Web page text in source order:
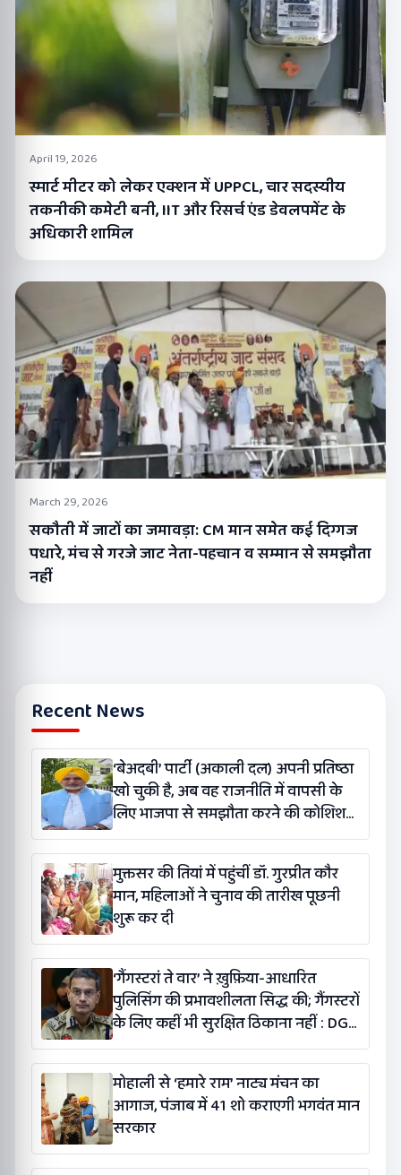
April 19, 2026
स्मार्ट मीटर को लेकर एक्शन में UPPCL, चार सदस्यीय
तकनीकी कमेटी बनी, IIT और रिसर्च एंड डेवलपमेंट के
अधिकारी शामिल
March 29, 2026
सकौती में जाटों का जमावड़ा: CM मान समेत कई दिग्गज
पधारे, मंच से गरजे जाट नेता-पहचान व सम्मान से समझौता
नहीं
Recent News
‘बेअदबी’ पार्टी (अकाली दल) अपनी प्रतिष्ठा
खो चुकी है, अब वह राजनीति में वापसी के
लिए भाजपा से समझौता करने की कोशिश
कर रही है: बलतेज पन्नू
मुक्तसर की तियां में पहुंचीं डॉ. गुरप्रीत कौर
मान, महिलाओं ने चुनाव की तारीख पूछनी
शुरू कर दी
‘गैंगस्टरां ते वार’ ने ख़ुफ़िया-आधारित
पुलिसिंग की प्रभावशीलता सिद्ध की; गैंगस्टरों
के लिए कहीं भी सुरक्षित ठिकाना नहीं : DGP
गौरव यादव
मोहाली से ‘हमारे राम’ नाट्य मंचन का
आगाज, पंजाब में 41 शो कराएगी भगवंत मान
सरकार